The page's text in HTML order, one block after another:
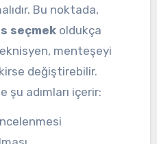
Bu noktada,
seçmekoldukça
menteşeyi
değiştirebilir.
adımları içerir: